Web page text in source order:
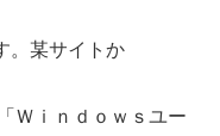
。某サイトか
Ｗｉｎｄｏｗｓユー